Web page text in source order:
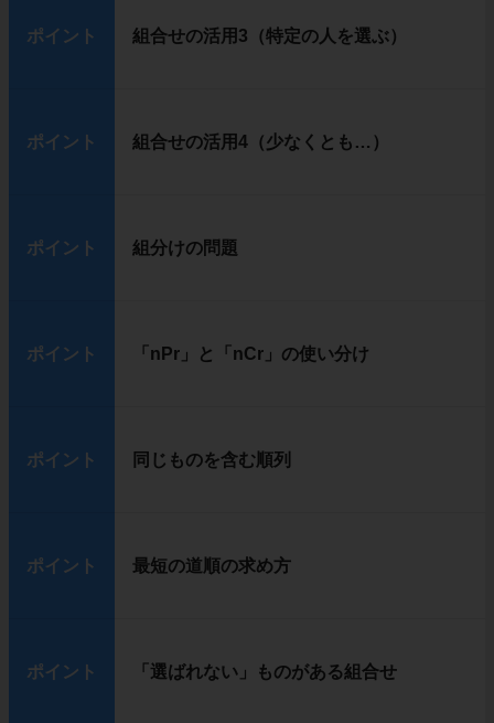
ポイント 組合せの活用3（特定の人を選ぶ）
ポイント 組合せの活用4（少なくとも…）
ポイント 組分けの問題
ポイント 「nPr」と「nCr」の使い分け
ポイント 同じものを含む順列
ポイント 最短の道順の求め方
ポイント 「選ばれない」ものがある組合せ